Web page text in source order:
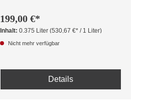
199,00 €*
Inhalt:0.375 Liter(530,67 €* / 1 Liter)
Nicht mehr verfügbar
Details